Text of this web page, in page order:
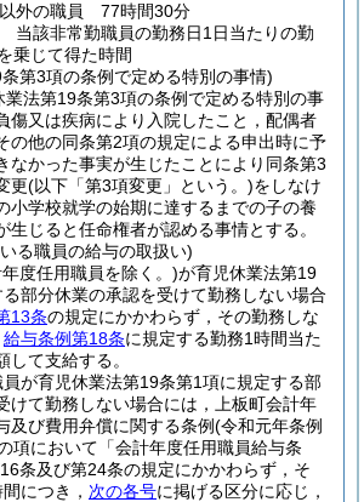
外の職員 77時間30分
当該非常勤職員の勤務日1日当たりの勤
乗じて得た時間
第3項の条例で定める特別の事情)
業法第19条第3項の条例で定める特別の事
傷又は疾病により入院したこと，配偶者
の他の同条第2項の規定による申出時に予
なかった事実が生じたことにより同条第3
更(以下「第3項変更」という。)をしなけ
小学校就学の始期に達するまでの子の養
生じると任命権者が認める事情とする。
る職員の給与の取扱い)
度任用職員を除く。)が育児休業法第19
部分休業の承認を受けて勤務しない場合
13条の規定にかかわらず，その勤務しな
給与条例第18条に規定する勤務1時間当た
して支給する。
が育児休業法第19条第1項に規定する部
けて勤務しない場合には，上板町会計年
及び費用弁償に関する条例(令和元年条例
項において「会計年度任用職員給与条
条及び第24条の規定にかかわらず，そ
につき， 次の各号に掲げる区分に応じ，